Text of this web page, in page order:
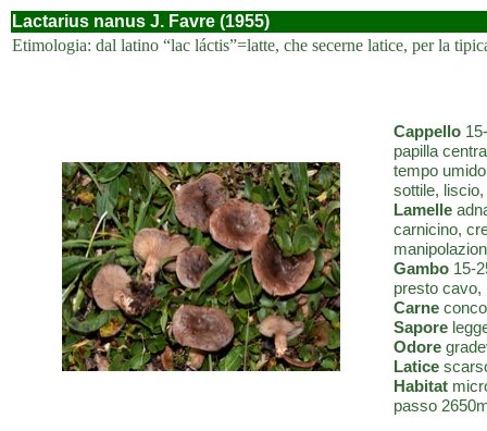
Lactarius nanus J. Favre (1955)
Etimologia: dal latino “lac láctis”=latte, che secerne latice, per la
Cappello
papilla
tempo
sottile,
Lamelle
carnicino,
Gambo 15-
presto cavo,
Carne
Sapore
Odore
Latice
Habitat
passo